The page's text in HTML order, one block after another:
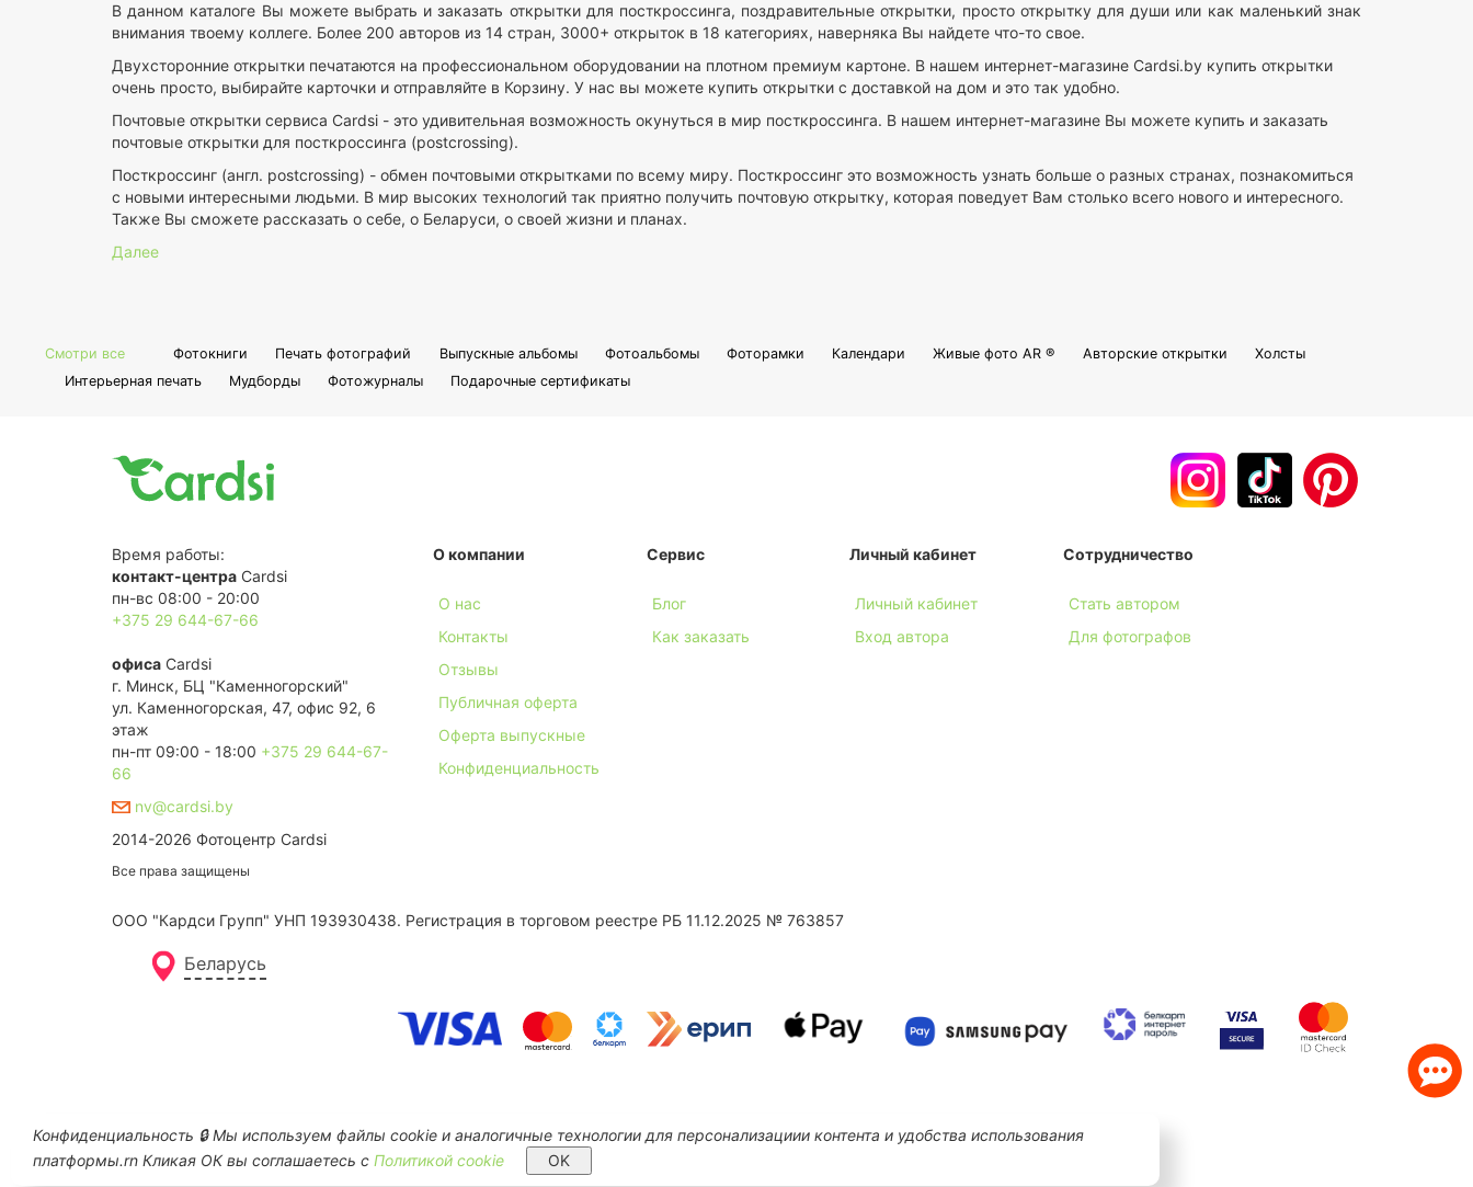
В данном каталоге Вы можете выбрать и заказать открытки для посткроссинга, поздравительные открытки, просто открытку для души или как маленький знак
внимания твоему коллеге. Более 200 авторов из 14 стран, 3000+ открыток в 18 категориях, наверняка Вы найдете что-то свое.
Двухсторонние открытки печатаются на профессиональном оборудовании на плотном премиум картоне. В нашем интернет-магазине Cardsi.by купить открытки
очень просто, выбирайте карточки и отправляйте в Корзину. У нас вы можете купить открытки с доставкой на дом и это так удобно.
Почтовые открытки сервиса Cardsi - это удивительная возможность окунуться в мир посткроссинга. В нашем интернет-магазине Вы можете купить и заказать
почтовые открытки для посткроссинга (postcrossing).
Посткроссинг (англ. postcrossing) - обмен почтовыми открытками по всему миру. Посткроссинг это возможность узнать больше о разных странах, познакомиться
с новыми интересными людьми. В мир высоких технологий так приятно получить почтовую открытку, которая поведует Вам столько всего нового и интересного.
Также Вы сможете рассказать о себе, о Беларуси, о своей жизни и планах.
Далее
Смотри все Фотокниги Печать фотографий Выпускные альбомы Фотоальбомы Фоторамки Календари Живые фото AR ® Авторские открытки
Холсты
Интерьерная печать
Мудборды Фотожурналы Подарочные сертификаты
Конфиденциальность 🔒 Мы используем файлы cookie и аналогичные технологии для персонализациии контента и удобства использования
платформы.rn Кликая ОК вы соглашаетесь с Политикой cookie OK
Время работы:
контакт-центра Cardsi
пн-вс 08:00 - 20:00
+375 29 644-67-66
офиса Cardsi
г. Минск, БЦ "Каменногорский"
ул. Каменногорская, 47, офис 92, 6
этаж
пн-пт 09:00 - 18:00 +375 29 644-67-
66
nv@cardsi.by
2014-2026 Фотоцентр Cardsi
Все права защищены
О компании
О нас
Контакты
Отзывы
Публичная оферта
Оферта выпускные
Конфиденциальность
Сервис
Блог
Как заказать
Личный кабинет
Личный кабинет
Вход автора
Сотрудничество
Стать автором
Для фотографов
ООО "Кардси Групп" УНП 193930438. Региcтрация в торговом реестре РБ 11.12.2025 № 763857
Беларусь